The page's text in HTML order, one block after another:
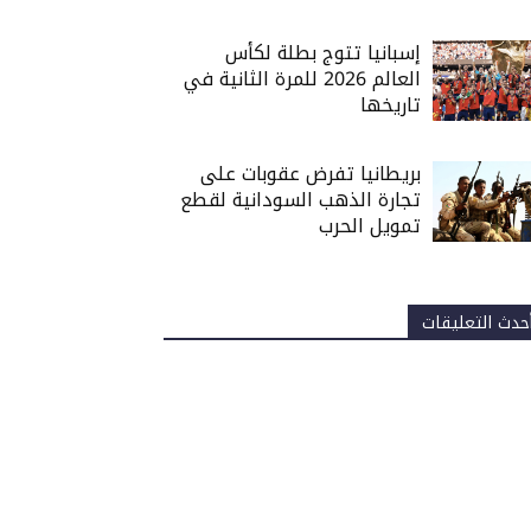
إسبانيا تتوج بطلة لكأس
العالم 2026 للمرة الثانية في
تاريخها
بريطانيا تفرض عقوبات على
تجارة الذهب السودانية لقطع
تمويل الحرب
التعليقات